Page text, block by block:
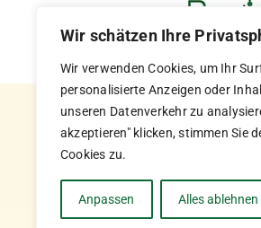
Wir schätzen Ihre
Wir verwenden Cookies, um Ihr
personalisierte Anzeigen oder
unseren Datenverkehr zu
akzeptieren" klicken, stimmen Sie
Cookies zu.
Anpassen Alles ablehnen